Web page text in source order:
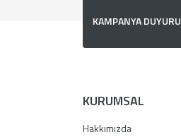
Ürün resmi
Bu ürüne
KAMPANYA
KURUMSAL
Hakkımızda